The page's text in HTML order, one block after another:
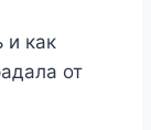
и как
от